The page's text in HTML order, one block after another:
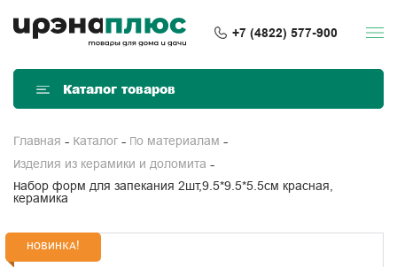
+7 (4822) 577-900
Каталог товаров
Главная Каталог По материалам
Изделия из керамики и доломита
Набор форм для запекания 2шт,9.5*9.5*5.5см красная,
керамика
НОВИНКА!